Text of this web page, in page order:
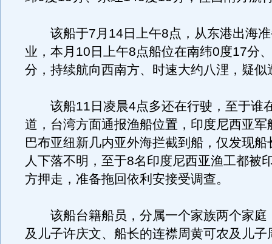
该船于7月14日上午8点，从东港出海准
业，本月10日上午8点船位在南纬0度17分
分，持续航向西南方、时速大约八浬，疑似
该船11日凌晨4点多还在行驶，至于谁
道，台湾方面通报渔船位置，印度尼西亚军
巴布亚纽新几内亚外海拦截到船，仅发现船
人下落不明，至于8名印度尼西亚渔工都被
方押走，准备拖回依利安接受调查。
该船台籍船员，分属一个家族两个家庭
及儿子许庆文、船长的连襟周黄可农及儿子